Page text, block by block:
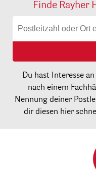
Finde Rayher
Du hast Interesse
nach einem
Nennung deiner
dir diesen hier